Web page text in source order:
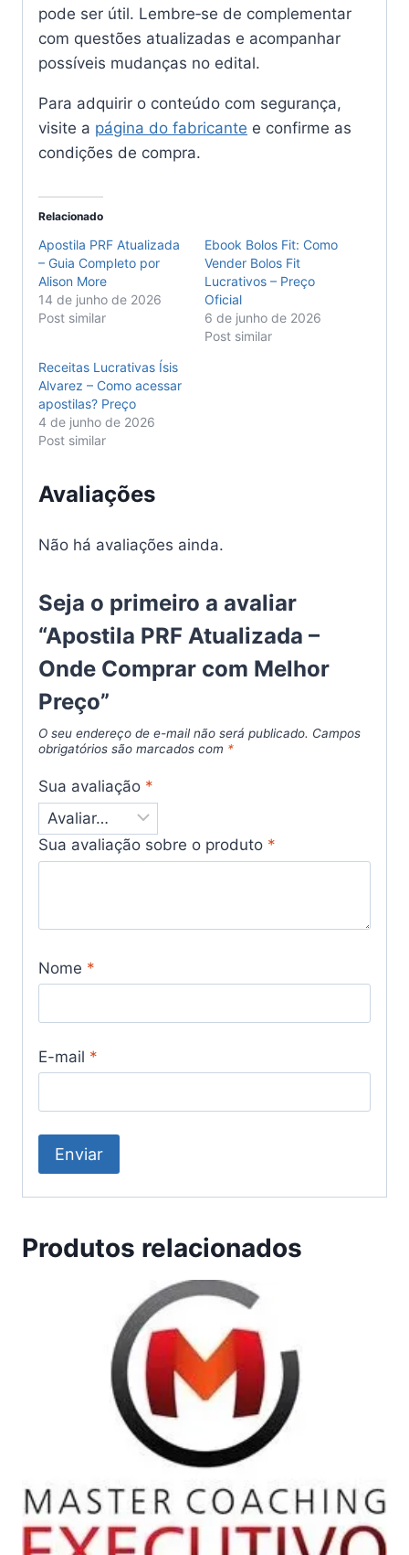
pode ser útil. Lembre‑se de complementar
com questões atualizadas e acompanhar
possíveis mudanças no edital.
Para adquirir o conteúdo com segurança,
visite a página do fabricante e confirme as
condições de compra.
Relacionado
Apostila PRF Atualizada
– Guia Completo por
Alison More
14 de junho de 2026
Post similar
Ebook Bolos Fit: Como
Vender Bolos Fit
Lucrativos – Preço
Oficial
6 de junho de 2026
Post similar
Receitas Lucrativas Ísis
Alvarez – Como acessar
apostilas? Preço
4 de junho de 2026
Post similar
Avaliações
Não há avaliações ainda.
Seja o primeiro a avaliar
“Apostila PRF Atualizada –
Onde Comprar com Melhor
Preço”
O seu endereço de e-mail não será publicado. Campos
obrigatórios são marcados com *
Sua avaliação *
Sua avaliação sobre o produto *
Nome *
E-mail *
Produtos relacionados